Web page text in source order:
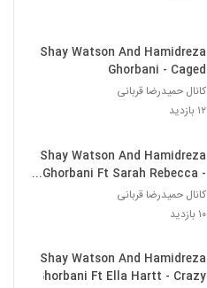
Shay Watson And Hamidreza
Ghorbani - Caged
کانال حمیدرضا قربانی
۱۲ بازدید
Shay Watson And Hamidreza
Ghorbani Ft Sarah Rebecca -
Hello
کانال حمیدرضا قربانی
۱۰ بازدید
Shay Watson And Hamidreza
Ghorbani Ft Ella Hartt - Crazy